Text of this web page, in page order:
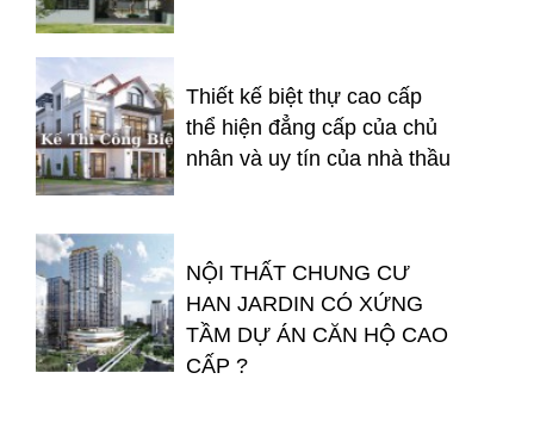
Thiết kế biệt thự cao cấp
thể hiện đẳng cấp của chủ
nhân và uy tín của nhà thầu
NỘI THẤT CHUNG CƯ
HAN JARDIN CÓ XỨNG
TẦM DỰ ÁN CĂN HỘ CAO
CẤP ?